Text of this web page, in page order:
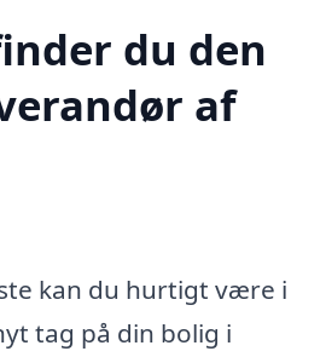
du den
af
kan du hurtigt være i
tag på din bolig i